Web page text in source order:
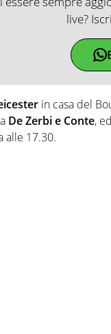
live?
in casa del
De Zerbi e Conte,
alle 17.30.